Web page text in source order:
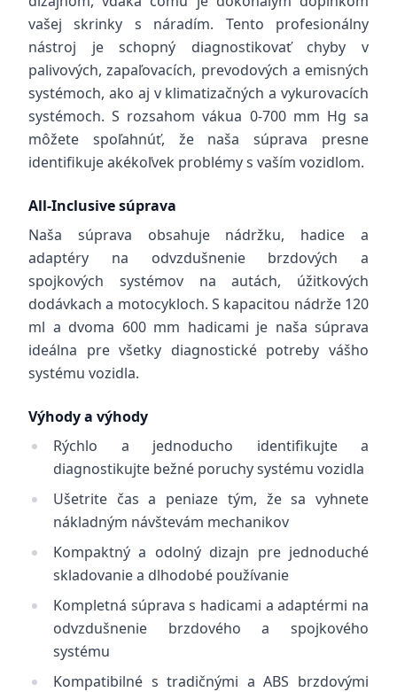
vašej skrinky s náradím. Tento profesionálny
nástroj je schopný diagnostikovať chyby v
palivových, zapaľovacích, prevodových a emisných
systémoch, ako aj v klimatizačných a vykurovacích
systémoch. S rozsahom vákua 0-700 mm Hg sa
môžete spoľahnúť, že naša súprava presne
identifikuje akékoľvek problémy s vaším vozidlom.
All-Inclusive súprava
Naša súprava obsahuje nádržku, hadice a
adaptéry na odvzdušnenie brzdových a
spojkových systémov na autách, úžitkových
dodávkach a motocykloch. S kapacitou nádrže 120
ml a dvoma 600 mm hadicami je naša súprava
ideálna pre všetky diagnostické potreby vášho
systému vozidla.
Výhody a výhody
Rýchlo a jednoducho identifikujte a
diagnostikujte bežné poruchy systému vozidla
Ušetrite čas a peniaze tým, že sa vyhnete
nákladným návštevám mechanikov
Kompaktný a odolný dizajn pre jednoduché
skladovanie a dlhodobé používanie
Kompletná súprava s hadicami a adaptérmi na
odvzdušnenie brzdového a spojkového
systému
Kompatibilné s tradičnými a ABS brzdovými